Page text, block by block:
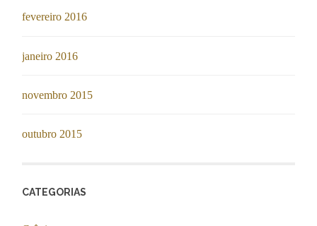
fevereiro 2016
janeiro 2016
novembro 2015
outubro 2015
CATEGORIAS